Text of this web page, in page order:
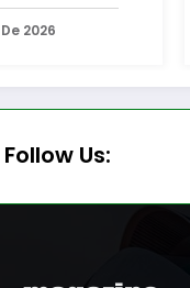
das
2026
Follow Us: